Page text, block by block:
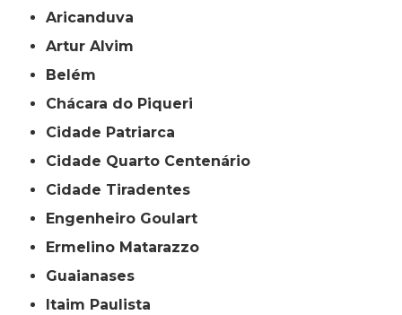
Aricanduva
Artur Alvim
Belém
Chácara do Piqueri
Cidade Patriarca
Cidade Quarto Centenário
Cidade Tiradentes
Engenheiro Goulart
Ermelino Matarazzo
Guaianases
Itaim Paulista